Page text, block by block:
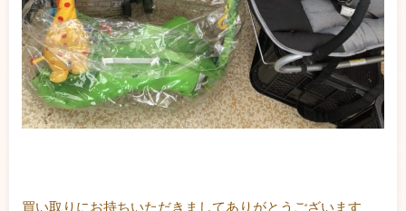
買い取りにお持ちいただきましてありがとうございます